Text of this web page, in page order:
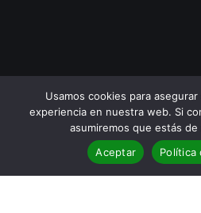
Usamos cookies para
experiencia en nuestra web. Si
asumiremos que estás
Aceptar
Política